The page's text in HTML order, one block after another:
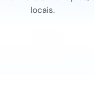
locais.